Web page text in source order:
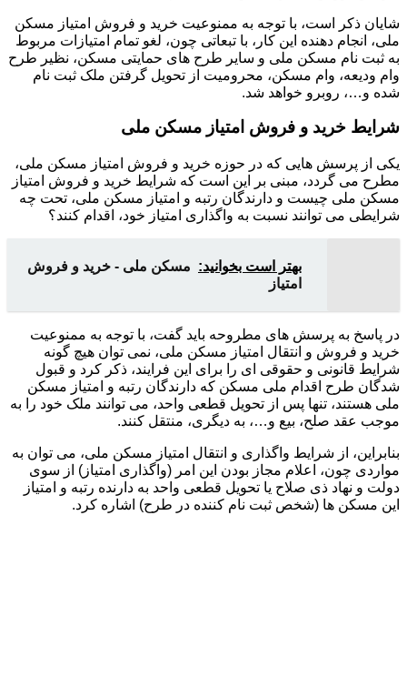
شایان ذکر است، با توجه به ممنوعیت خرید و فروش امتیاز مسکن
ملی، انجام دهنده این کار، با تبعاتی چون، لغو تمام امتیازات مربوط
به ثبت نام مسکن ملی و سایر طرح های حمایتی مسکن، نظیر طرح
وام ودیعه، وام مسکن، محرومیت از تحویل گرفتن ملک ثبت نام
شده و…، روبرو خواهد شد.
شرایط خرید و فروش امتیاز مسکن ملی
یکی از پرسش هایی که در حوزه خرید و فروش امتیاز مسکن ملی،
مطرح می گردد، مبنی بر این است که شرایط خرید و فروش امتیاز
مسکن ملی چیست و دارندگان رتبه و امتیاز مسکن ملی، تحت چه
شرایطی می توانند نسبت به واگذاری امتیاز خود، اقدام کنند؟
بهتر است بخوانید: مسکن ملی - خرید و فروش
امتیاز
در پاسخ به پرسش های مطروحه باید گفت، با توجه به ممنوعیت
خرید و فروش و انتقال امتیاز مسکن ملی، نمی توان هیچ گونه
شرایط قانونی و حقوقی ای را برای این فرایند، ذکر کرد و قبول
شدگان طرح اقدام ملی مسکن که دارندگان رتبه و امتیاز مسکن
ملی هستند، تنها پس از تحویل قطعی واحد، می توانند ملک خود را به
موجب عقد صلح، بیع و…، به دیگری، منتقل کنند.
بنابراین، از شرایط واگذاری و انتقال امتیاز مسکن ملی، می توان به
مواردی چون، اعلام مجاز بودن این امر (واگذاری امتیاز) از سوی
دولت و نهاد ذی صلاح یا تحویل قطعی واحد به دارنده رتبه و امتیاز
این مسکن ها (شخص ثبت نام کننده در طرح) اشاره کرد.